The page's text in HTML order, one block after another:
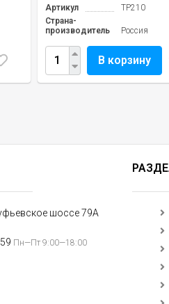
Артикул
TP210
Страна-
производитель
Россия
В корзину
шоссе 79А
Пн—Пт 9:00—18:00